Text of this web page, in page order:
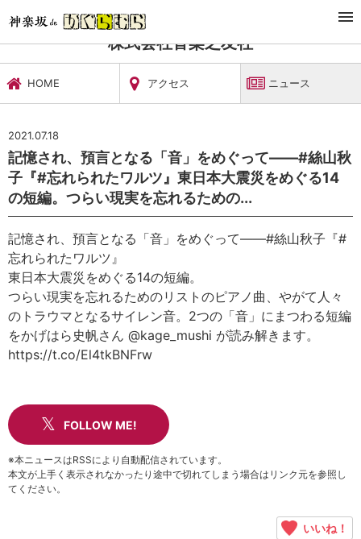
文化施設・ギャラリー
株式会社音楽之友社
HOME アクセス ニュース
2021.07.18
記憶され、預言となる「音」をめぐって——#絲山秋
子『#忘れられたワルツ』東日本大震災をめぐる14
の短編。つらい現実を忘れるための...
記憶され、預言となる「音」をめぐって——#絲山秋子『#
忘れられたワルツ』
東日本大震災をめぐる14の短編。
つらい現実を忘れるためのリストのピアノ曲、やがて人々
のトラウマとなるサイレン音。2つの「音」にまつわる短編
をかげはら史帆さん @kage_mushi が読み解きます。
https://t.co/El4tkBNFrw
FOLLOW ME!
※本ニュースはRSSにより自動配信されています。
本文が上手く表示されなかったり途中で切れてしまう場合はリンク元を参照し
てください。
いいね！